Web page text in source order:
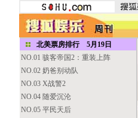
北美票房排行 5月19日
NO.01 骇客帝国2：重装上阵
NO.02 奶爸别动队
NO.03 X战警2
NO.04 随爱沉沦
NO.05 平民天后